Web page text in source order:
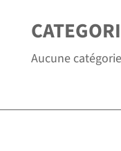
Aucune catégorie